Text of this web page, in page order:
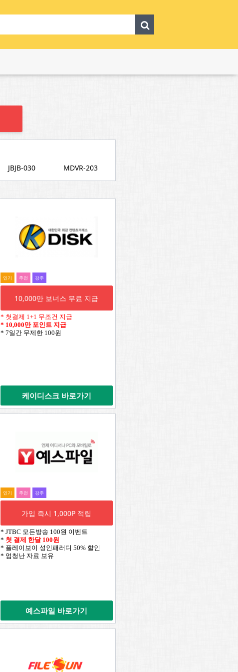
JBJB-030 MDVR-203
인기 추전 강추
10,000만 보너스 무료 지급
* 첫결제 1+1 무조건 지급
* 10,000만 포인트 지급
* 7일간 무제한 100원
케이디스크 바로가기
인기 추전 강추
가입 즉시 1,000P 적립
* JTBC 모든방송 100원 이벤트
* 첫 결제 한달 100원
* 플레이보이 성인패러디 50% 할인
* 엄청난 자료 보유
예스파일 바로가기